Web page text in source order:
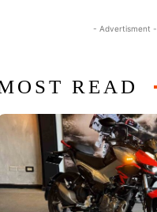
- Advertisment -
READ